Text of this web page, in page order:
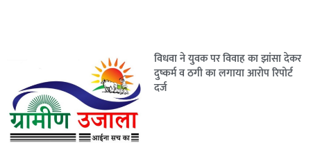
विधवा ने युवक पर विवाह का झांसा देकर
दुष्कर्म व ठगी का लगाया आरोप रिपोर्ट
दर्ज